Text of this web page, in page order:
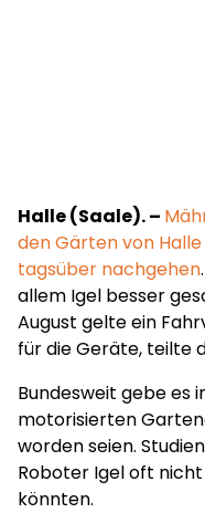
Halle (Saale). –
den Gärten von
tagsüber nachgehen
allem Igel besser
August gelte ein
für die Geräte, teilte
Bundesweit gebe es
motorisierten
worden seien.
Roboter Igel oft
könnten.